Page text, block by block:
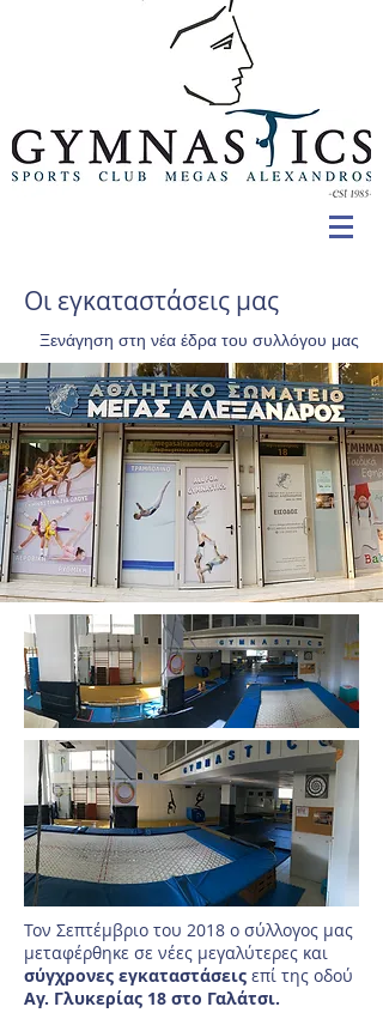
Οι εγκαταστάσεις μας
Ξενάγηση στη νέα έδρα του συλλόγου μας
Τον Σεπτέμβριο του 2018 ο σύλλογος μας
μεταφέρθηκε σε νέες μεγαλύτερες και
σύγχρονες εγκαταστάσεις επί της οδού
Αγ. Γλυκερίας 18 στο Γαλάτσι.